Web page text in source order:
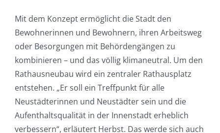
Mit dem Konzept ermöglicht die Stadt den
Bewohnerinnen und Bewohnern, ihren Arbeitsweg
oder Besorgungen mit Behördengängen zu
kombinieren – und das völlig klimaneutral. Um den
Rathausneubau wird ein zentraler Rathausplatz
entstehen. „Er soll ein Treffpunkt für alle
Neustädterinnen und Neustädter sein und die
Aufenthaltsqualität in der Innenstadt erheblich
verbessern“, erläutert Herbst. Das werde sich auch